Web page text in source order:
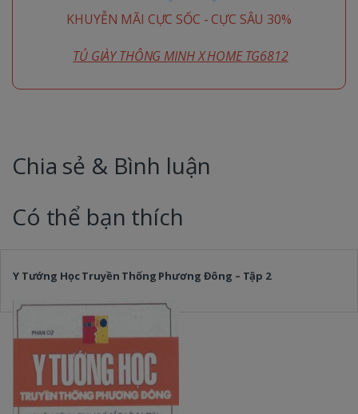
KHUYỄN MÃI CỰC SỐC - CỰC SÂU 30%
TỦ GIÀY THÔNG MINH X HOME TG6812
Chia sẻ & Bình luận
Có thể bạn thích
Y Tướng Học Truyền Thống Phương Đông – Tập 2